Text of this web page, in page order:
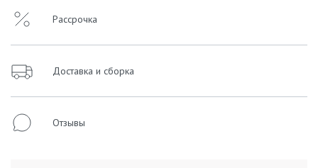
Рассрочка
Доставка и сборка
Отзывы